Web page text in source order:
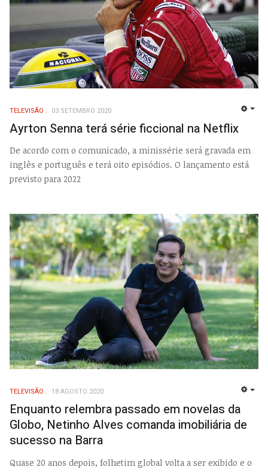
TELEVISÃO 03 SETEMBRO 2020
Ayrton Senna terá série ficcional na Netflix
De acordo com o comunicado, a minissérie será gravada em
inglês e português e terá oito episódios. O lançamento está
previsto para 2022
TELEVISÃO 18 AGOSTO 2020
Enquanto relembra passado em novelas da
Globo, Netinho Alves comanda imobiliária de
sucesso na Barra
Quase 20 anos depois, folhetim global volta a ser exibido e o